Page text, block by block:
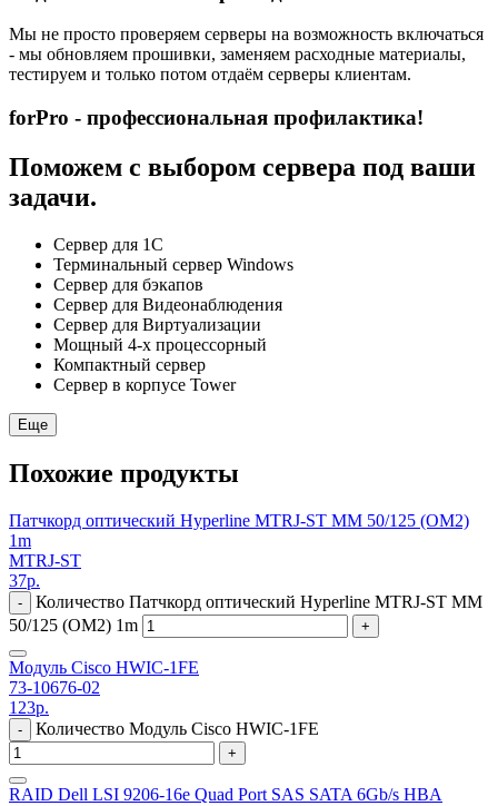
Мы не просто проверяем серверы на возможность включаться
- мы обновляем прошивки, заменяем расходные материалы,
тестируем и только потом отдаём серверы клиентам.
forPro - профессиональная профилактика!
Поможем с выбором сервера под ваши
задачи.
Сервер для 1С
Терминальный сервер Windows
Сервер для бэкапов
Сервер для Видеонаблюдения
Сервер для Виртуализации
Мощный 4-х процессорный
Компактный сервер
Сервер в корпусе Tower
Еще
Похожие продукты
Патчкорд оптический Hyperline MTRJ-ST MM 50/125 (ОМ2)
1m
MTRJ-ST
37р.
-
Количество Патчкорд оптический Hyperline MTRJ-ST MM
50/125 (ОМ2) 1m
+
Модуль Cisco HWIC-1FE
73-10676-02
123р.
- Количество Модуль Cisco HWIC-1FE
+
RAID Dell LSI 9206-16e Quad Port SAS SATA 6Gb/s HBA